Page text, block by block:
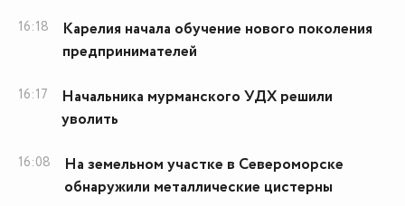
16:18
Карелия начала обучение нового поколения
предпринимателей
16:17
Начальника мурманского УДХ решили
уволить
16:08
На земельном участке в Североморске
обнаружили металлические цистерны